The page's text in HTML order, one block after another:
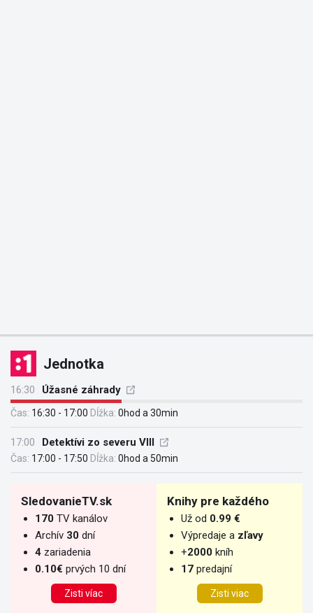
Jednotka
16:30 Úžasné záhrady
Čas: 16:30 - 17:00 Dĺžka: 0hod a 30min
17:00 Detektívi zo severu VIII
Čas: 17:00 - 17:50 Dĺžka: 0hod a 50min
SledovanieTV.sk
170 TV kanálov
Archív 30 dní
4 zariadenia
0.10€ prvých 10 dní
Zisti víac
Knihy pre každého
Už od 0.99 €
Výpredaje a zľavy
+2000 kníh
17 predajní
Zisti viac